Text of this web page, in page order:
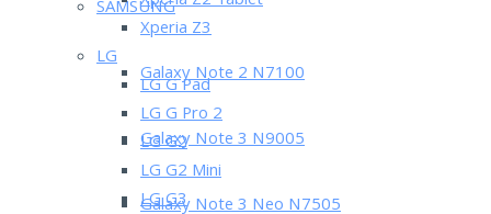
SAMSUNG
Galaxy Note 2 N7100
Galaxy Note 3 N9005
Galaxy Note 3 Neo N7505
Xperia Z3
LG
LG G Pad
LG G Pro 2
LG G2
LG G2 Mini
LG G3